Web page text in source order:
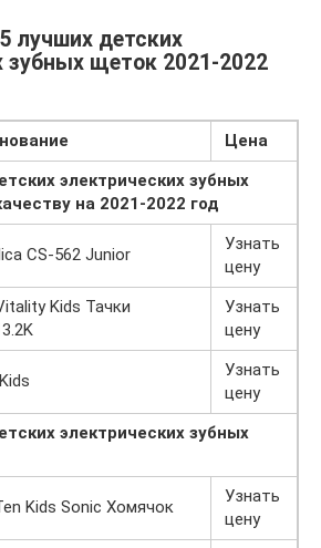
лучших детских
зубных щеток 2021-2022
Цена
электрических зубных
на 2021-2022 год
CS-562 Junior
Узнать
цену
Kids Тачки
Узнать
цену
Узнать
цену
электрических зубных
Kids Sonic Хомячок
Узнать
цену